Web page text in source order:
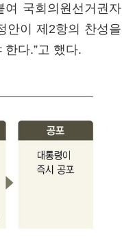
국회의원선거권자
안이 제2항의 찬성을
다.”고 했다.